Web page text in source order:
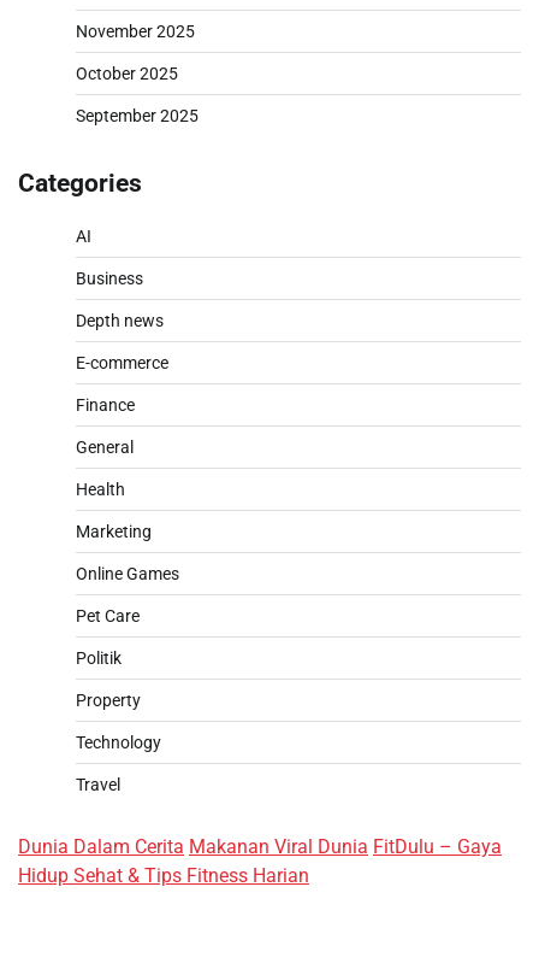
November 2025
October 2025
September 2025
Categories
AI
Business
Depth news
E-commerce
Finance
General
Health
Marketing
Online Games
Pet Care
Politik
Property
Technology
Travel
Dunia Dalam Cerita Makanan Viral Dunia FitDulu – Gaya
Hidup Sehat & Tips Fitness Harian